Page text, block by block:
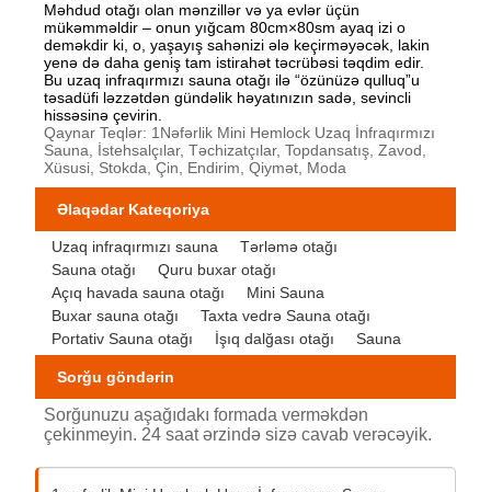
Məhdud otağı olan mənzillər və ya evlər üçün
mükəmməldir – onun yığcam 80cm×80sm ayaq izi o
deməkdir ki, o, yaşayış sahənizi ələ keçirməyəcək, lakin
yenə də daha geniş tam istirahət təcrübəsi təqdim edir.
Bu uzaq infraqırmızı sauna otağı ilə “özünüzə qulluq”u
təsadüfi ləzzətdən gündəlik həyatınızın sadə, sevincli
hissəsinə çevirin.
Qaynar Teqlər: 1Nəfərlik Mini Hemlock Uzaq İnfraqırmızı
Sauna, İstehsalçılar, Təchizatçılar, Topdansatış, Zavod,
Xüsusi, Stokda, Çin, Endirim, Qiymət, Moda
Əlaqədar Kateqoriya
Uzaq infraqırmızı sauna
Tərləmə otağı
Sauna otağı
Quru buxar otağı
Açıq havada sauna otağı
Mini Sauna
Buxar sauna otağı
Taxta vedrə Sauna otağı
Portativ Sauna otağı
İşıq dalğası otağı Sauna
Sorğu göndərin
Sorğunuzu aşağıdakı formada verməkdən
çekinmeyin. 24 saat ərzində sizə cavab verəcəyik.